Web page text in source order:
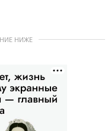
НИЖЕ